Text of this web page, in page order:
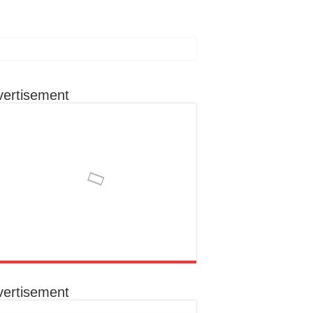
रहूँगा कार्य
कराना उनकी प्राथमिकता
संकल्प